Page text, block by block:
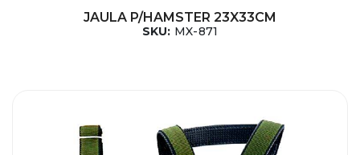
JAULA P/HAMSTER 23X33CM
SKU: MX-871